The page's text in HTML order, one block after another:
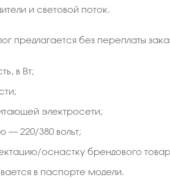
и световой поток.
предлагается без переплаты
в Вт;
электросети;
– 220/380 вольт;
оснастку брендового
в паспорте модели.